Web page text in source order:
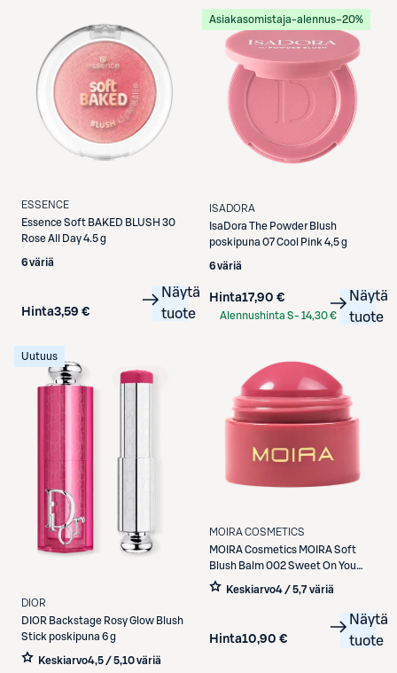
ESSENCE
EssenceSoft BAKED BLUSH 30
Rose All Day 4.5 g
6 väriä
Hinta3,59 €
Näytä
tuote
Asiakasomistaja-alennus−20%
ISADORA
IsaDora The Powder Blush
poskipuna 07 Cool Pink 4,5 g
6 väriä
Hinta17,90 €
Alennushinta S-14,30 €
Näytä
tuote
Uutuus
DIOR
DIOR Backstage Rosy Glow Blush
Stick poskipuna 6 g
Keskiarvo4,5 / 5,10 väriä
MOIRA COSMETICS
MOIRA Cosmetics MOIRA Soft
Blush Balm 002 Sweet On You
poskipuna 8,5g
Keskiarvo4 / 5,7 väriä
Hinta10,90 €
Näytä
tuote